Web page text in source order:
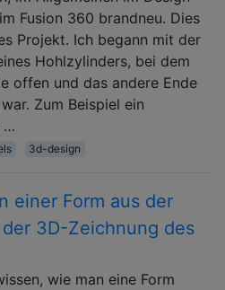
Fusion 360 brandneu. Dies
Projekt. Ich begann mit der
Hohlzylinders, bei dem
offen und das andere Ende
Zum Beispiel ein
…
3d-design
einer Form aus der
der 3D-Zeichnung des
wie man eine Form